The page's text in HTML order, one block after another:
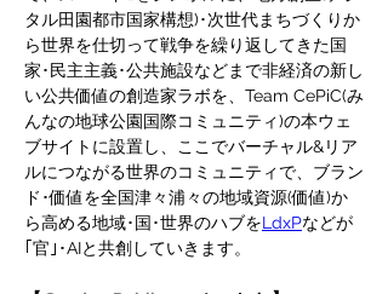
タル田園都市国家構想)･次世代まちづくりか
ら世界を仕切って戦争を繰り返してきた国
家･民主主義･公共施設などまで非経済の新し
い公共価値の創造家ラボを、Team CePiC(み
んなの地球公園国際コミュニティ)の本ウェ
ブサイトに設置し、ここでバーチャル&リア
ルにつながる世界のコミュニティで、ブラン
ド･価値を全国津々浦々の地域資源(価値)か
ら高める地域･国･世界のハブをLdxPなどが
｢官｣･AIと共創していきます。